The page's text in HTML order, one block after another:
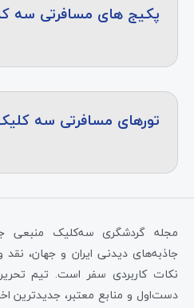
پکیج های مسافرتی سه
تورهای مسافرتی سه
مجله گردشگری سه‌کلیک منبعی
جاذبه‌های دیدنی ایران و جهان،
نکات کاربردی سفر است. تیم
دست‌اول و منابع معتبر، جدیدترین